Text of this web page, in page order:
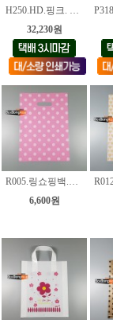
H250.HD.핑크. 50*60+4cm [100장]
32,230원
R005.링쇼핑백.백색원 [4가지사이즈]
6,600원